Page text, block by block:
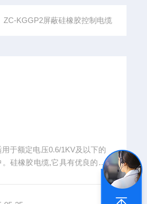
ZC-KGGP2屏蔽硅橡胶控制电缆
于额定电压0.6/1KV及以下的
硅橡胶电缆,它具有优良的耐
寒性，耐候性和优良的柔软